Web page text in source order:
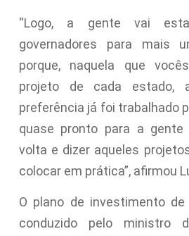
“Logo, a gente vai
governadores para mais
porque, naquela que
projeto de cada estado,
preferência já foi trabalhado
quase pronto para a
volta e dizer aqueles
colocar em prática”, afirmou
O plano de investimento
conduzido pelo ministro